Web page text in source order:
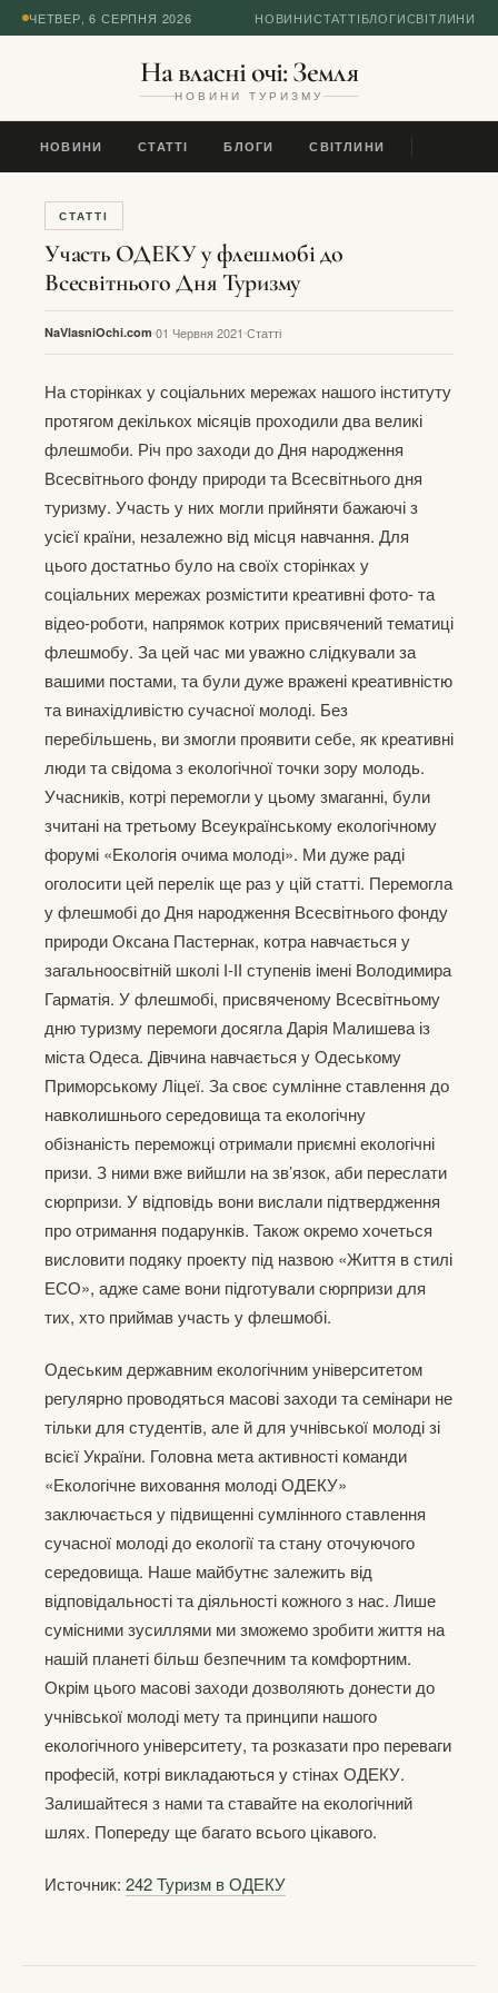
ЧЕТВЕР, 6 СЕРПНЯ 2026 НОВИНИСТАТТІБЛОГИСВІТЛИНИ
На власні очі: Земля
НОВИНИ ТУРИЗМУ
НОВИНИ СТАТТІ БЛОГИ СВІТЛИНИ
СТАТТІ
Участь ОДЕКУ у флешмобі до
Всесвітнього Дня Туризму
NaVlasniOchi.com 01 Червня 2021 Статті
На сторінках у соціальних мережах нашого інституту
протягом декількох місяців проходили два великі
флешмоби. Річ про заходи до Дня народження
Всесвітнього фонду природи та Всесвітнього дня
туризму. Участь у них могли прийняти бажаючі з
усієї країни, незалежно від місця навчання. Для
цього достатньо було на своїх сторінках у
соціальних мережах розмістити креативні фото- та
відео-роботи, напрямок котрих присвячений тематиці
флешмобу. За цей час ми уважно слідкували за
вашими постами, та були дуже вражені креативністю
та винахідливістю сучасної молоді. Без
перебільшень, ви змогли проявити себе, як креативні
люди та свідома з екологічної точки зору молодь.
Учасників, котрі перемогли у цьому змаганні, були
зчитані на третьому Всеукраїнському екологічному
форумі «Екологія очима молоді». Ми дуже раді
оголосити цей перелік ще раз у цій статті. Перемогла
у флешмобі до Дня народження Всесвітнього фонду
природи Оксана Пастернак, котра навчається у
загальноосвітній школі І-ІІ ступенів імені Володимира
Гарматія. У флешмобі, присвяченому Всесвітньому
дню туризму перемоги досягла Дарія Малишева із
міста Одеса. Дівчина навчається у Одеському
Приморському Ліцеї. За своє сумлінне ставлення до
навколишнього середовища та екологічну
обізнаність переможці отримали приємні екологічні
призи. З ними вже вийшли на зв’язок, аби переслати
сюрпризи. У відповідь вони вислали підтвердження
про отримання подарунків. Також окремо хочеться
висловити подяку проекту під назвою «Життя в стилі
ЕСО», адже саме вони підготували сюрпризи для
тих, хто приймав участь у флешмобі.
Одеським державним екологічним університетом
регулярно проводяться масові заходи та семінари не
тільки для студентів, але й для учнівської молоді зі
всієї України. Головна мета активності команди
«Екологічне виховання молоді ОДЕКУ»
заключається у підвищенні сумлінного ставлення
сучасної молоді до екології та стану оточуючого
середовища. Наше майбутнє залежить від
відповідальності та діяльності кожного з нас. Лише
сумісними зусиллями ми зможемо зробити життя на
нашій планеті більш безпечним та комфортним.
Окрім цього масові заходи дозволяють донести до
учнівської молоді мету та принципи нашого
екологічного університету, та розказати про переваги
професій, котрі викладаються у стінах ОДЕКУ.
Залишайтеся з нами та ставайте на екологічний
шлях. Попереду ще багато всього цікавого.
Источник: 242 Туризм в ОДЕКУ